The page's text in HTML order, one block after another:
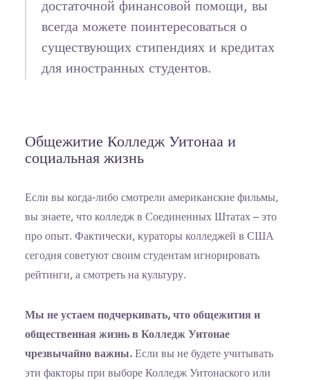
достаточной финансовой помощи, вы
всегда можете поинтересоваться о
существующих стипендиях и кредитах
для иностранных студентов.
Общежитие Колледж Уитонаа и
социальная жизнь
Если вы когда-либо смотрели американские фильмы,
вы знаете, что колледж в Соединенных Штатах – это
про опыт. Фактически, кураторы колледжей в США
сегодня советуют своим студентам игнорировать
рейтинги, а смотреть на культуру.
Мы не устаем подчеркивать, что общежития и
общественная жизнь в Колледж Уитонае
чрезвычайно важны. Если вы не будете учитывать
эти факторы при выборе Колледж Уитонаского или